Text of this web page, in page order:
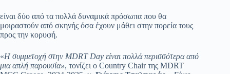
είναι δύο από τα πολλά δυναμικά πρόσωπα που θα
μοιραστούν από σκηνής όσα έχουν μάθει στην πορεία τους
προς την κορυφή.
«Η συμμετοχή στην MDRT Day είναι πολλά περισσότερα από
μια απλή παρουσία», τονίζει ο Country Chair της MDRT